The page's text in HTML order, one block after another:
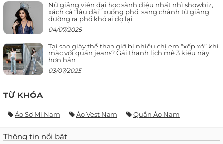
Nữ giảng viên đại học sành điệu nhất nhì showbiz,
xách cả “lâu đài” xuống phố, sang chảnh từ giảng
đường ra phố khó ai đọ lại
04/07/2025
Tại sao giày thể thao giờ bị nhiều chị em “xếp xó” khi
mặc với quần jeans? Gái thanh lịch mê 3 kiểu này
hơn hẳn
03/07/2025
TỪ KHÓA
Áo Sơ Mi Nam Áo Vest Nam Quần Áo Nam
Thông tin nổi bật